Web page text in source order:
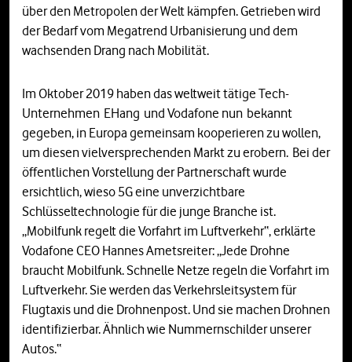
über den Metropolen der Welt kämpfen. Getrieben wird
der Bedarf vom Megatrend Urbanisierung und dem
wachsenden Drang nach Mobilität.
Im Oktober 2019 haben das weltweit tätige Tech-
Unternehmen EHang und Vodafone nun bekannt
gegeben, in Europa gemeinsam kooperieren zu wollen,
um diesen vielversprechenden Markt zu erobern. Bei der
öffentlichen Vorstellung der Partnerschaft wurde
ersichtlich, wieso 5G eine unverzichtbare
Schlüsseltechnologie für die junge Branche ist.
„Mobilfunk regelt die Vorfahrt im Luftverkehr“, erklärte
Vodafone CEO Hannes Ametsreiter: „Jede Drohne
braucht Mobilfunk. Schnelle Netze regeln die Vorfahrt im
Luftverkehr. Sie werden das Verkehrsleitsystem für
Flugtaxis und die Drohnenpost. Und sie machen Drohnen
identifizierbar. Ähnlich wie Nummernschilder unserer
Autos.“